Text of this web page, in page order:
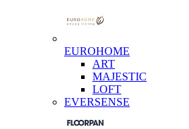
EUROHOME
ART
MAJESTIC
LOFT
EVERSENSE